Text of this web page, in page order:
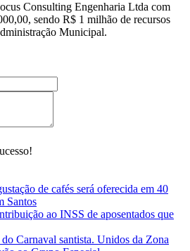
Consulting Engenharia Ltda com
sendo R$ 1 milhão de recursos
Municipal.
de cafés será oferecida em 40
Santos
ao INSS de aposentados que
Carnaval santista. Unidos da Zona